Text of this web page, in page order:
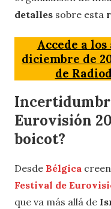
detalles sobre esta
Accede a
diciembre de
de
Eurovisión
boicot?
Desde Bélgica
Festival de
que va más allá de